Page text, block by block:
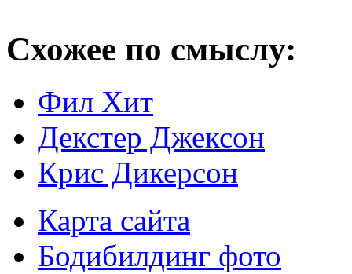
Схожее по смыслу:
Фил Хит
Декстер Джексон
Крис Дикерсон
Карта сайта
Бодибилдинг фото